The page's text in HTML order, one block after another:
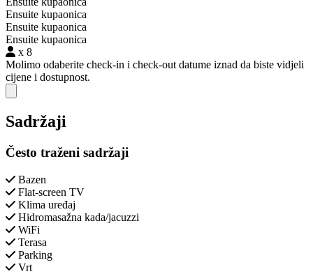
Ensuite kupaonica
Ensuite kupaonica
Ensuite kupaonica
x 8
Molimo odaberite check-in i check-out datume iznad da biste vidjeli
cijene i dostupnost.
Close modal
Sadržaji
Često traženi sadržaji
Bazen
Flat-screen TV
Klima uređaj
Hidromasažna kada/jacuzzi
WiFi
Terasa
Parking
Vrt